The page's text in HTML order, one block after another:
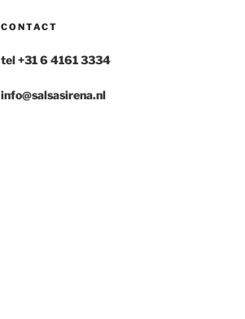
CONTACT
tel +31 6 4161 3334
info@salsasirena.nl